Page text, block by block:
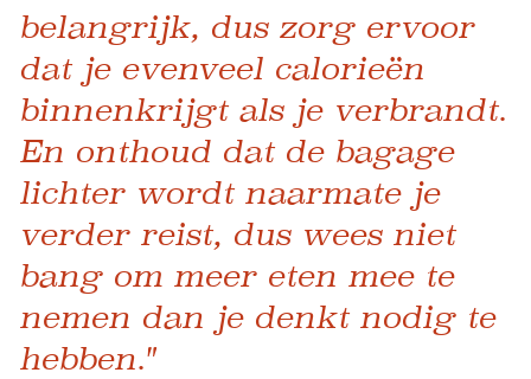
belangrijk, dus zorg ervoor
dat je evenveel calorieën
binnenkrijgt als je verbrandt.
En onthoud dat de bagage
lichter wordt naarmate je
verder reist, dus wees niet
bang om meer eten mee te
nemen dan je denkt nodig te
hebben."